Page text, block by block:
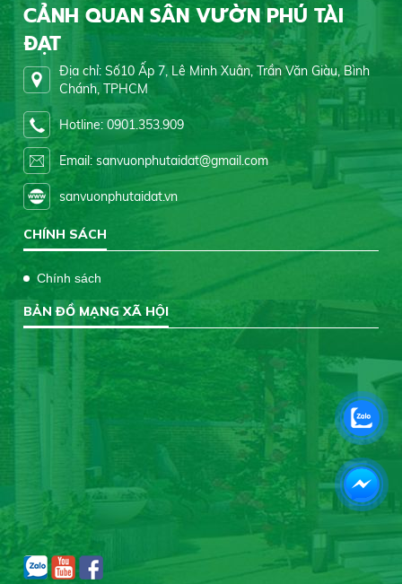
CẢNH QUAN SÂN VƯỜN PHÚ TÀI
ĐẠT
Địa chỉ: Số10 Ấp 7, Lê Minh Xuân, Trần Văn Giàu, Bình
Chánh, TPHCM
Hotline: 0901.353.909
Email: sanvuonphutaidat@gmail.com
sanvuonphutaidat.vn
CHÍNH SÁCH
Chính sách
BẢN ĐỒ MẠNG XÃ HỘI